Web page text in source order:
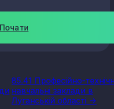
Почати
85.41 Професійно-
навчальні заклади в
Луганській області ->